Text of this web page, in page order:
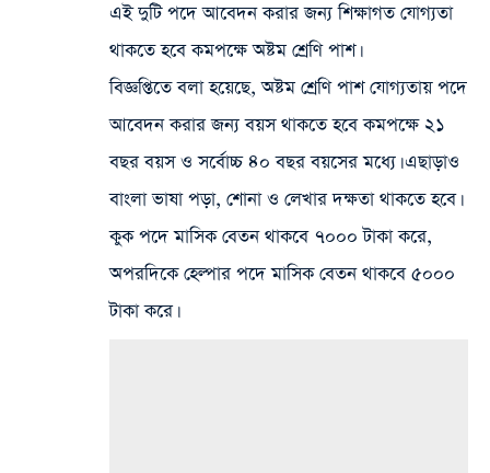
এই দুটি পদে আবেদন করার জন্য শিক্ষাগত যোগ্যতা
থাকতে হবে কমপক্ষে অষ্টম শ্রেণি পাশ।
বিজ্ঞপ্তিতে বলা হয়েছে, অষ্টম শ্রেণি পাশ যোগ্যতায় পদে
আবেদন করার জন্য বয়স থাকতে হবে কমপক্ষে ২১
বছর বয়স ও সর্বোচ্চ ৪০ বছর বয়সের মধ্যে। এছাড়াও
বাংলা ভাষা পড়া, শোনা ও লেখার দক্ষতা থাকতে হবে।
কুক পদে মাসিক বেতন থাকবে ৭০০০ টাকা করে,
অপরদিকে হেল্পার পদে মাসিক বেতন থাকবে ৫০০০
টাকা করে।